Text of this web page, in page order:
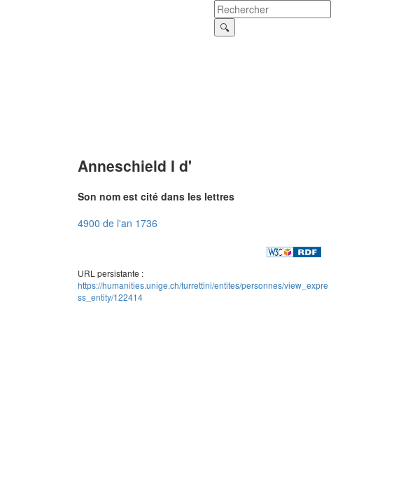
Anneschield I d'
Son nom est cité dans les lettres
4900 de l'an 1736
URL persistante :
https://humanities.unige.ch/turrettini/entites/personnes/view_expre
ss_entity/122414